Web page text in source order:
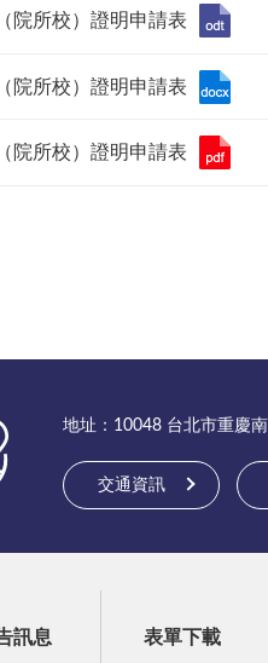
院所校）證明申請表
院所校）證明申請表
院所校）證明申請表
地址：10048 台北市重慶
交通資訊
訊息 表單下載